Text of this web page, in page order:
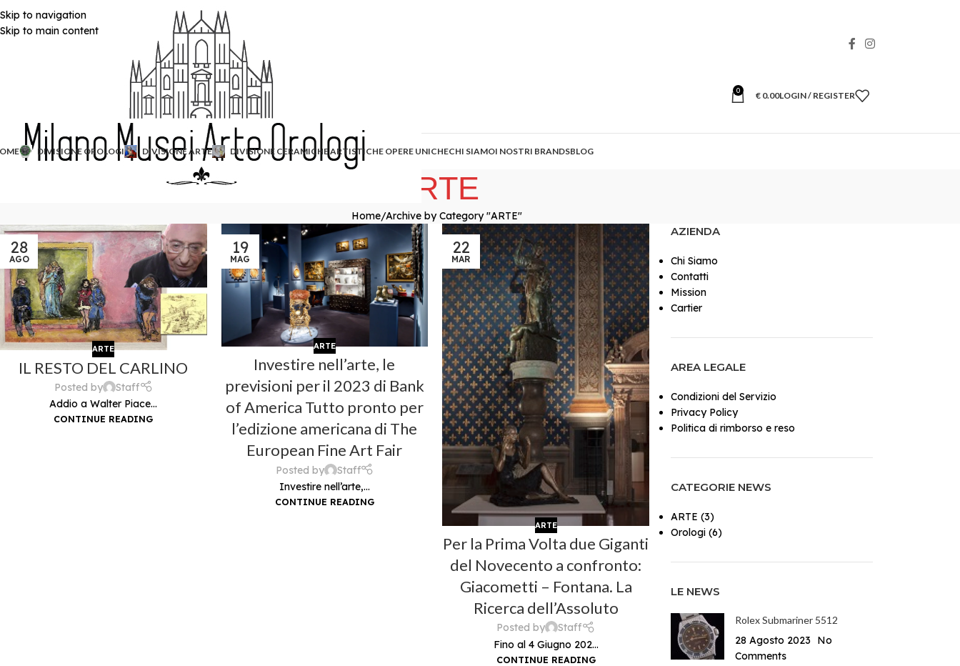
Skip to navigation
Skip to main content
0 € 0.00LOGIN / REGISTER
DIVISIONE OROLOGI DIVISIONE ARTE DIVISIONE CERAMICHE ARTISTICHE OPERE UNICHECHI SIAMOI NOSTRI BRANDSBLOG
ARTE
Home Archive by Category "ARTE"
28
AGO
ARTE
IL RESTO DEL CARLINO
Posted by
Staff
Addio a Walter Piace...
CONTINUE READING
19
MAG
ARTE
Investire nell’arte, le
previsioni per il 2023 di Bank
of America Tutto pronto per
l’edizione americana di The
European Fine Art Fair
Posted by
Staff
Investire nell’arte,...
CONTINUE READING
22
MAR
ARTE
Per la Prima Volta due Giganti
del Novecento a confronto:
Giacometti – Fontana. La
Ricerca dell’Assoluto
Posted by
Staff
Fino al 4 Giugno 202...
CONTINUE READING
AZIENDA
Chi Siamo
Contatti
Mission
Cartier
AREA LEGALE
Condizioni del Servizio
Privacy Policy
Politica di rimborso e reso
CATEGORIE NEWS
ARTE (3)
Orologi(6)
LE NEWS
Rolex Submariner 5512
28 Agosto 2023 No
Comments